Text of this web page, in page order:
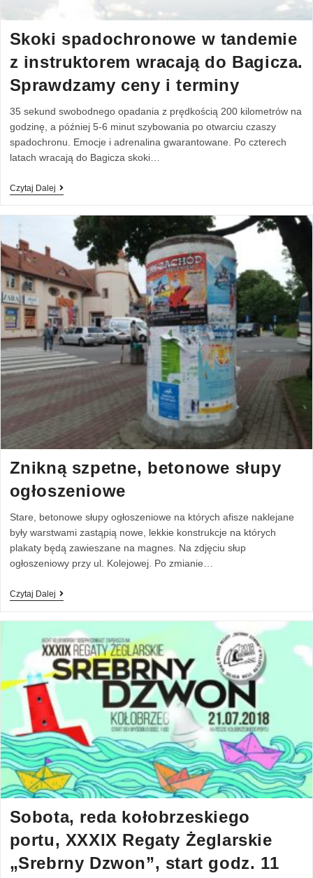
Skoki spadochronowe w tandemie
z instruktorem wracają do Bagicza.
Sprawdzamy ceny i terminy
35 sekund swobodnego opadania z prędkością 200 kilometrów na
godzinę, a później 5-6 minut szybowania po otwarciu czaszy
spadochronu. Emocje i adrenalina gwarantowane. Po czterech
latach wracają do Bagicza skoki…
Czytaj Dalej
Znikną szpetne, betonowe słupy
ogłoszeniowe
Stare, betonowe słupy ogłoszeniowe na których afisze naklejane
były warstwami zastąpią nowe, lekkie konstrukcje na których
plakaty będą zawieszane na magnes. Na zdjęciu słup
ogłoszeniowy przy ul. Kolejowej. Po zmianie…
Czytaj Dalej
Sobota, reda kołobrzeskiego
portu, XXXIX Regaty Żeglarskie
„Srebrny Dzwon”, start godz. 11